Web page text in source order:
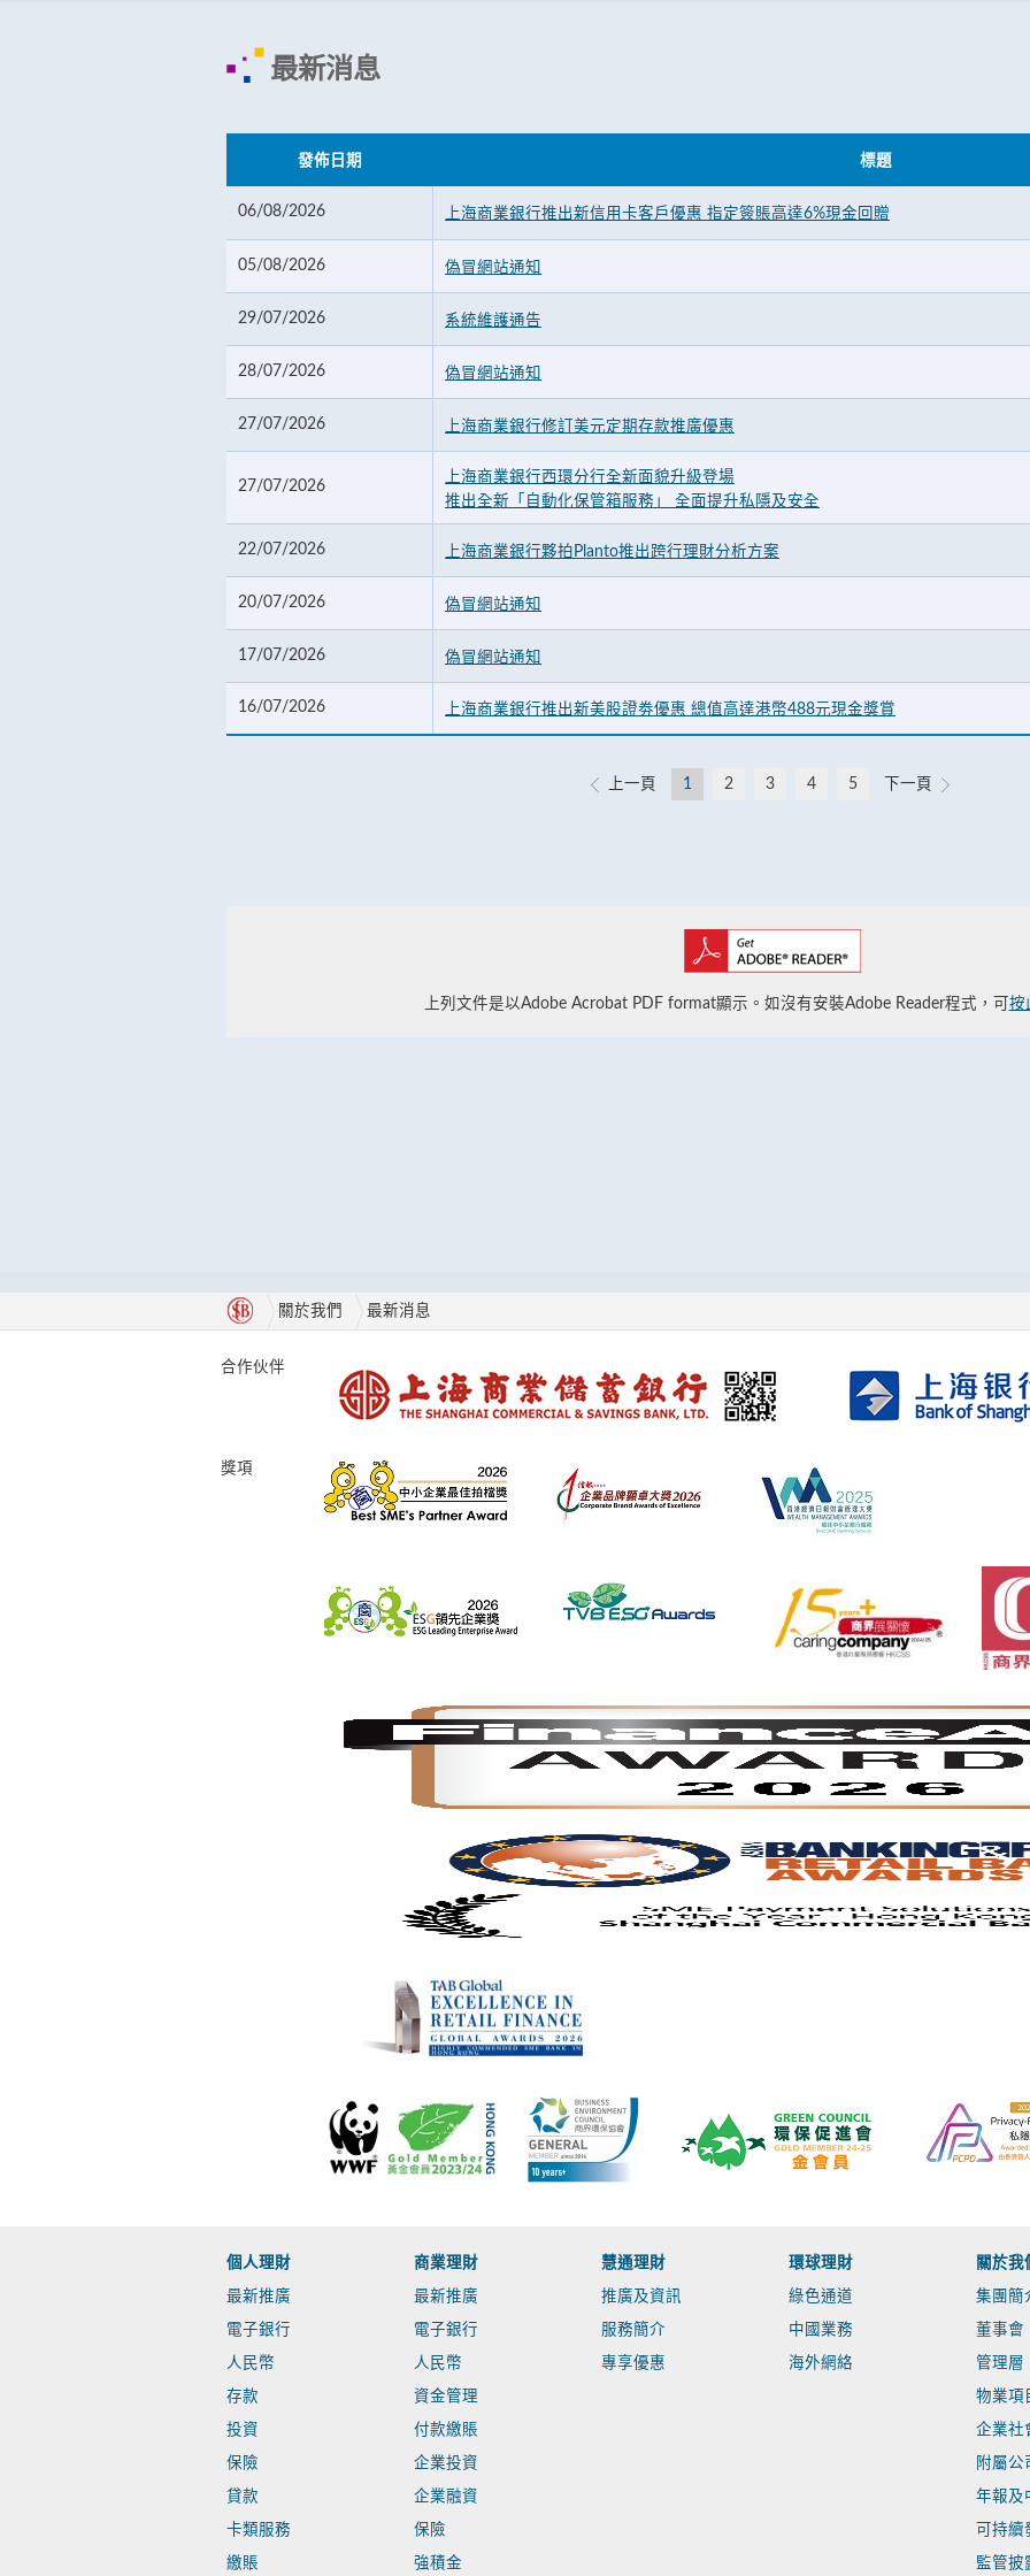
最新消息
發佈日期 標題
06/08/2026 上海商業銀行推出新信用卡客戶優惠 指定簽賬高達6%現金回贈
05/08/2026 偽冒網站通知
29/07/2026 系統維護通告
28/07/2026 偽冒網站通知
27/07/2026 上海商業銀行修訂美元定期存款推廣優惠
27/07/2026
上海商業銀行西環分行全新面貌升級登場
推出全新「自動化保管箱服務」 全面提升私隱及安全
22/07/2026 上海商業銀行夥拍Planto推出跨行理財分析方案
20/07/2026 偽冒網站通知
17/07/2026 偽冒網站通知
16/07/2026 上海商業銀行推出新美股證劵優惠 總值高達港幣488元現金獎賞
上一頁 1 2 3 4 5 下一頁
上列文件是以Adobe Acrobat PDF format顯示。如沒有安裝Adobe Reader程式，可 按
關於我們 最新消息
合作伙伴
獎項
個人理財
最新推廣
電子銀行
人民幣
存款
投資
保險
貸款
卡類服務
繳賬
商業理財
最新推廣
電子銀行
人民幣
資金管理
付款繳賬
企業投資
企業融資
保險
強積金
慧通理財
推廣及資訊
服務簡介
專享優惠
環球理財
綠色通道
中國業務
海外網絡
關於我
集團簡
董事會
管理層
物業項
企業社
附屬公
年報及
可持續
監管披